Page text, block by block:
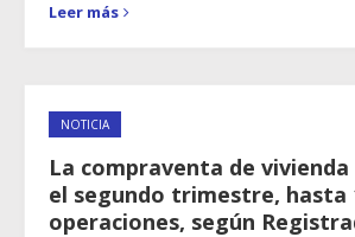
Leer más
NOTICIA
La compraventa de vivienda
el segundo trimestre, hasta
operaciones, según